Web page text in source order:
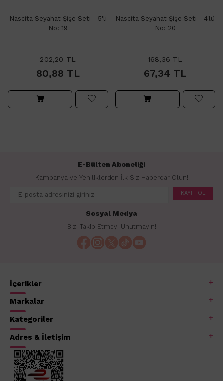
Nascita Seyahat Şişe Seti - 5'li
No: 19
202,20TL
80,88 TL
Nascita Seyahat Şişe Seti - 4'lü
No: 20
168,36TL
67,34 TL
E-Bülten Aboneliği
Kampanya ve Yeniliklerden İlk Siz Haberdar Olun!
KAYIT OL
Sosyal Medya
Bizi Takip Etmeyi Unutmayın!
İçerikler
Markalar
Kategoriler
Adres & İletişim